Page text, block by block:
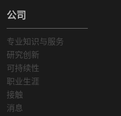
公司
专业知识与服务
研究创新
可持续性
职业生涯
接触
消息